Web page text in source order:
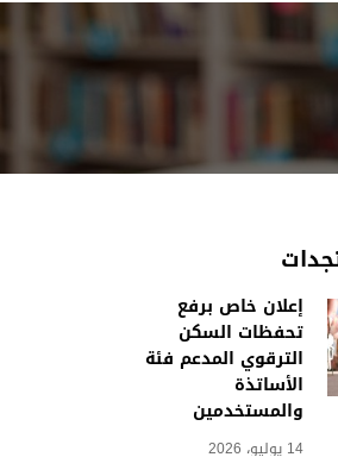
إعلان خاص برفع
تحفظات السكن
الترقوي المدعم فئة
الأساتذة
والمستخدمين
14 يوليو، 2026